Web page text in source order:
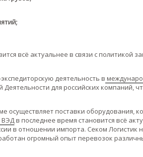
всё актуальнее в связи с политикой
деятельность в
для российских компаний,
осуществляет поставки оборудования,
ВЭДв последнее время становится всё
в отношении импорта. Секом
огромный опыт перевозок